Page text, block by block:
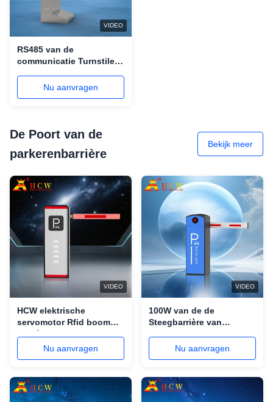
VIDEO
RS485 van de
communicatie Turnstile
Driepoot Poort drie
wapen
Nu aanvragen
De Poort van de
parkerenbarrière
Bekijk meer
VIDEO
HCW elektrische
servomotor Rfid boom
barrière poort voor
automatisch parkeer
systeem
Nu aanvragen
VIDEO
100W van de de
Steegbarrière van
Automatische Barrière
van de het Parkerenboom
Nu aanvragen